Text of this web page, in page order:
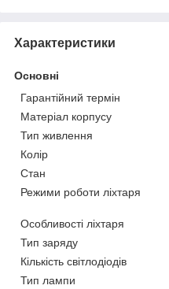
Характеристики
Основні
Гарантійний термін
Матеріал корпусу
Тип живлення
Колір
Стан
Режими роботи ліхтаря
Особливості ліхтаря
Тип заряду
Кількість світлодіодів
Тип лампи